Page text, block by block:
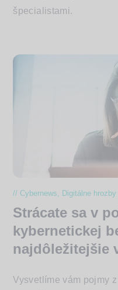
špecialistami.
Cybernews Digitálne hrozby
Strácate sa v
kybernetickej
najdôležitejšie
Vysvetlíme vám pojmy